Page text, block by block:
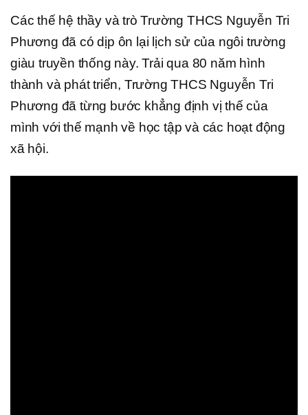
Các thế hệ thầy và trò Trường THCS Nguyễn Tri
Phương đã có dịp ôn lại lịch sử của ngôi trường
giàu truyền thống này. Trải qua 80 năm hình
thành và phát triển, Trường THCS Nguyễn Tri
Phương đã từng bước khẳng định vị thế của
mình với thế mạnh về học tập và các hoạt động
xã hội.